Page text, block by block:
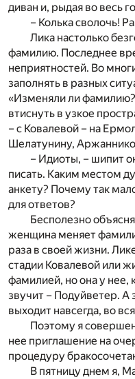
диван и, рыдая во весь
– Колька сволочь!
Лика настолько
фамилию. Последнее
неприятностей. Во
заполнять в разных
«Изменяли ли
втиснуть в узкое
– с Ковалевой – на
Шелатунину,
– Идиоты, – шипит
писать. Каким местом
анкету? Почему так
для ответов?
Бесполезно
женщина меняет
раза в своей жизни.
стадии Ковалевой или
фамилией, но она у нее,
звучит – Подуйветер.
выходит навсегда, во
Поэтому я
нее приглашение на
процедуру
В пятницу днем я,